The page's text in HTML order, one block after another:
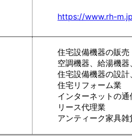
https://www.rh-
住宅設備機器の販売
空調機器、給湯機
住宅設備機器の設計
住宅リフォーム業
インターネットの通
リース代理業
アンティーク家具雑